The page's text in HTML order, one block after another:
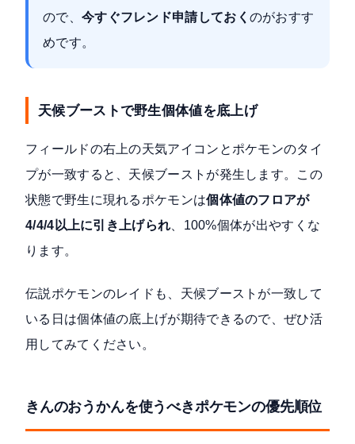
ので、 今すぐフレンド申請しておく のがおすす
めです。
天候ブーストで野生個体値を底上げ
フィールドの右上の天気アイコンとポケモンのタイ
プが一致すると、天候ブーストが発生します。この
状態で野生に現れるポケモンは個体値のフロアが
4/4/4以上に引き上げられ、100%個体が出やすくな
ります。
伝説ポケモンのレイドも、天候ブーストが一致して
いる日は個体値の底上げが期待できるので、ぜひ活
用してみてください。
きんのおうかんを使うべきポケモンの優先順位